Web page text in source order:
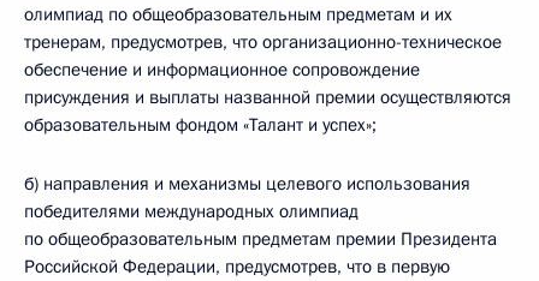
олимпиад по общеобразовательным предметам и их
тренерам, предусмотрев, что организационно-техническое
обеспечение и информационное сопровождение
присуждения и выплаты названной премии осуществляются
образовательным фондом «Талант и успех»;
б) направления и механизмы целевого использования
победителями международных олимпиад
по общеобразовательным предметам премии Президента
Российской Федерации, предусмотрев, что в первую